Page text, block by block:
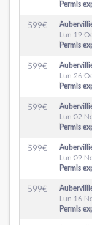
Permis
599€
Lun 19
Permis
599€
Lun 26
Permis
599€
Lun 02
Permis
599€
Lun 09
Permis
599€
Lun 16
Permis